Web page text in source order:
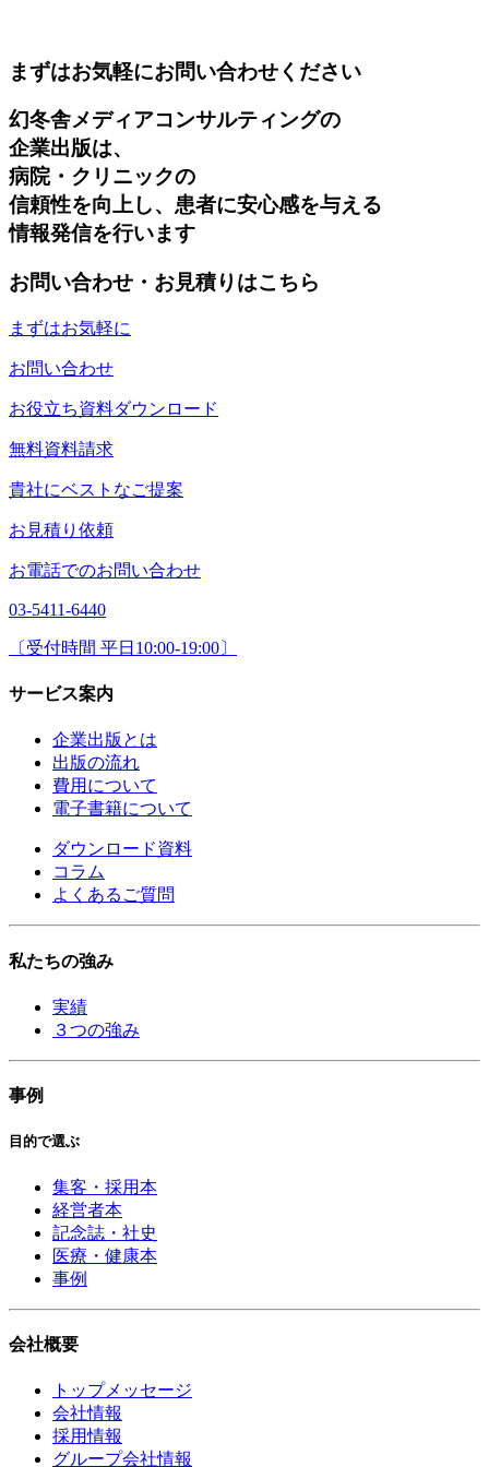
まずはお気軽にお問い合わせください
幻冬舎メディアコンサルティングの
企業出版は、
病院・クリニックの
信頼性を向上し、患者に安心感を与える
情報発信を行います
お問い合わせ・お見積りはこちら
まずはお気軽に
お問い合わせ
お役立ち資料ダウンロード
無料資料請求
貴社にベストなご提案
お見積り依頼
お電話でのお問い合わせ
03-5411-6440
〔受付時間 平日10:00-19:00〕
サービス案内
企業出版とは
出版の流れ
費用について
電子書籍について
ダウンロード資料
コラム
よくあるご質問
私たちの強み
実績
３つの強み
事例
目的で選ぶ
集客・採用本
経営者本
記念誌・社史
医療・健康本
事例
会社概要
トップメッセージ
会社情報
採用情報
グループ会社情報